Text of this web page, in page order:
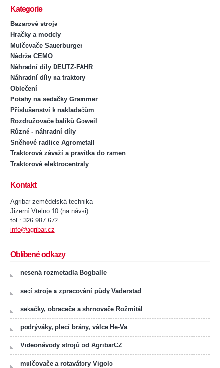
Kategorie
Bazarové stroje
Hračky a modely
Mulčovače Sauerburger
Nádrže CEMO
Náhradní díly DEUTZ-FAHR
Náhradní díly na traktory
Oblečení
Potahy na sedačky Grammer
Příslušenství k nakladačům
Rozdružovače balíků Goweil
Různé - náhradní díly
Sněhové radlice Agrometall
Traktorová závaží a pravítka do ramen
Traktorové elektrocentrály
Kontakt
Agribar zemědelská technika
Jizerní Vtelno 10 (na návsi)
tel.: 326 997 672
info@agribar.cz
Oblíbené odkazy
nesená rozmetadla Bogballe
secí stroje a zpracování půdy Vaderstad
sekačky, obraceče a shrnovače Rožmitál
podrýváky, plecí brány, válce He-Va
Videonávody strojů od AgribarCZ
mulčovače a rotavátory Vigolo